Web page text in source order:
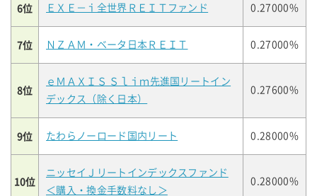
6位 ＥＸＥ－ｉ全世界ＲＥＩＴファンド 0.27000%
7位 ＮＺＡＭ・ベータ日本ＲＥＩＴ 0.27000%
8位
ｅＭＡＸＩＳ Ｓｌｉｍ先進国リートイン
デックス（除く日本）
0.27600%
9位 たわらノーロード国内リート 0.28000%
10位
ニッセイＪリートインデックスファンド
＜購入・換金手数料なし＞
0.28000%